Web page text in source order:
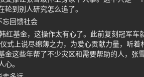
到别人研究怎么追了。
忘回馈社会
红基金，这操作太有心了。此前复刻冠军车
式上说尽绵薄之力，为爱心贡献力量，听
金这些年帮了不少灾区和需要帮助的人，张
。